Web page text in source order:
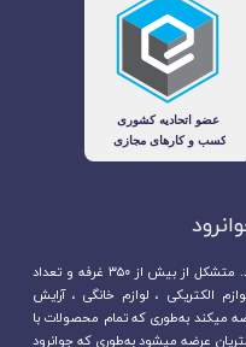
بازارچه مرزی جوانرود که در مرکز شهر جوانرود قرار دارد. متشکل از بیش از ۳۵۰ غرفه و تعداد
الکتریکی ، لوازم خانگی ، آرایش
میکند به‌طوری که تمام محصولات با
عرضه میشود به‌طوری که جوانرود